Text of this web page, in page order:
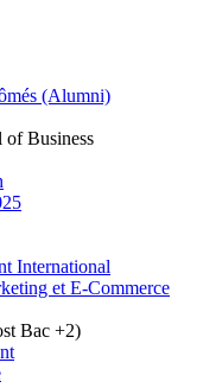
(Alumni)
of Business
International
et E-Commerce
Bac +2)